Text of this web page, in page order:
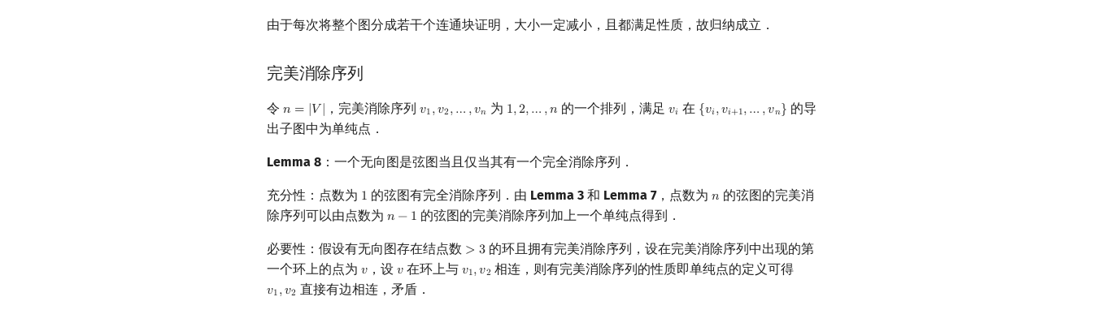
由于每次将整个图分成若干个连通块证明，大小一定减小，且都满足性质，故归纳成立．
完美消除序列
令 𝑛 = |𝑉|
n =|V | ，完美消除序列𝑣1,𝑣2,… ,𝑣𝑛
v1,v2,…,vn 为 1,2,… ,𝑛
1,2,…,n 的一个排列，满足 𝑣𝑖
vi 在 {𝑣𝑖,𝑣𝑖+1,… ,𝑣𝑛}
{vi,vi+1,…,v n}
的导
出子图中为单纯点．
Lemma 8 ：一个无向图是弦图当且仅当其有一个完全消除序列．
充分性：点数为 1
1 的弦图有完全消除序列．由 Lemma 3 和 Lemma 7，点数为 𝑛
n 的弦图的完美消
除序列可以由点数为 𝑛 − 1
n −1 的弦图的完美消除序列加上一个单纯点得到．
必要性：假设有无向图存在结点数 > 3
>3
的环且拥有完美消除序列，设在完美消除序列中出现的第
一个环上的点为 𝑣
v，设 𝑣
v在环上与 𝑣1,𝑣2
v1,v2 相连，则有完美消除序列的性质即单纯点的定义可得
𝑣1,𝑣2
v1,v2 直接有边相连，矛盾．